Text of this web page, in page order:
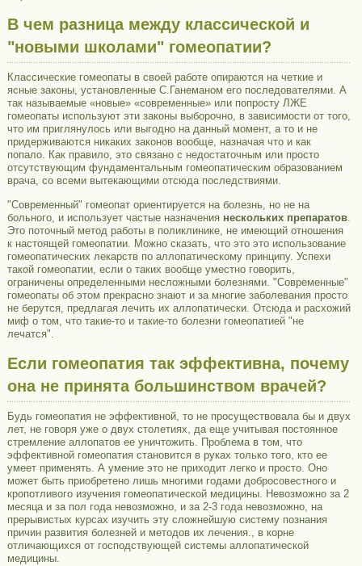
В чем разница между классической и
"новыми школами" гомеопатии?
Классические гомеопаты в своей работе опираются на четкие и
ясные законы, установленные С.Ганеманом его последователями. А
так называемые «новые» «современные» или попросту ЛЖЕ
гомеопаты используют эти законы выборочно, в зависимости от того,
что им приглянулось или выгодно на данный момент, а то и не
придерживаются никаких законов вообще, назначая что и как
попало. Как правило, это связано с недостаточным или просто
отсутствующим фундаментальным гомеопатическим образованием
врача, со всеми вытекающими отсюда последствиями.
"Современный" гомеопат ориентируется на болезнь, но не на
больного, и использует частые назначения нескольких препаратов.
Это поточный метод работы в поликлинике, не имеющий отношения
к настоящей гомеопатии. Можно сказать, что это это использование
гомеопатических лекарств по аллопатическому принципу. Успехи
такой гомеопатии, если о таких вообще уместно говорить,
ограничены определенными несложными болезнями. "Современные"
гомеопаты об этом прекрасно знают и за многие заболевания просто
не берутся, предлагая лечить их аллопатически. Отсюда и расхожий
миф о том, что такие-то и такие-то болезни гомеопатией "не
лечатся".
Если гомеопатия так эффективна, почему
она не принята большинством врачей?
Будь гомеопатия не эффективной, то не просуществовала бы и двух
лет, не говоря уже о двух столетиях, да еще учитывая постоянное
стремление аллопатов ее уничтожить. Проблема в том, что
эффективной гомеопатия становится в руках только того, кто ее
умеет применять. А умение это не приходит легко и просто. Оно
может быть приобретено лишь многими годами добросовестного и
кропотливого изучения гомеопатической медицины. Невозможно за 2
месяца и за пол года невозможно, и за 2-3 года невозможно, на
прерывистых курсах изучить эту сложнейшую систему познания
причин развития болезней и методов их лечения., в корне
отличающихся от господствующей системы аллопатической
медицины.